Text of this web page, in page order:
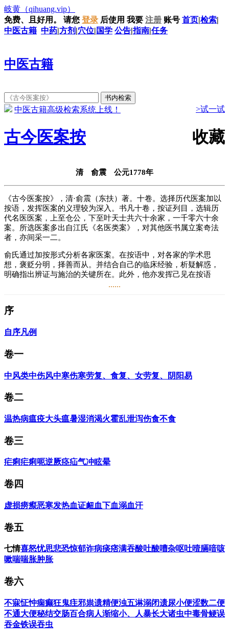
岐黄 （qihuang.vip）
免费、且好用。
请您 登录 后使用 我要 注册 账号 首页|检索|
中医古籍 中药|方剂 |穴位| 国学 公告|指南|任务
中医古籍
中医古籍高级检索系统上线！ >试一试
古今医案按 收藏
清 俞震 公元1778年
《古今医案按》，清·俞震（东扶）著。十卷。选择历代医案加以
按语，发挥医案的义理较为深入。书凡十卷，按证列目，选辑历
代名医医案，上至仓公，下至叶天士共六十余家，一千零六十余
案。所选医案多出自江氏《名医类案》，对其他医书属立案奇法
者，亦间采一二。
俞氏通过加按形式分析各家医案。在按语中，对各家的学术思
想，褒贬分明，择善而从。并结合自己的临床经验，析疑解惑，
明确指出辨证与施治的关键所在。此外，他亦发挥己见在按语
诸按之未逮，为研究前人医案难得的佳著。
俞震（1709~1799年），字东扶，号惺斋，浙江嘉善人。清医学
医，得其秘奥，遂为乾隆间著名医学家。
著有《古今医案按》10卷、《古今经验方按》。
......
序
自序凡例
卷一
中风类中伤风中寒伤寒劳复、食复、女劳复、阴阳易
卷二
温热病瘟疫大头瘟暑湿消渴火霍乱泄泻伤食不食
卷三
疟痢疟痢呃逆厥痉疝气冲眩晕
卷四
虚损痨瘵恶寒发热血证衄血下血溺血汗
卷五
七情喜怒忧思悲恐惊郁诈病痰痞满吞酸吐酸嘈杂呕吐噎膈喑咳
嗽喘喘胀肿胀
卷六
不寐怔忡痫癫狂鬼疰邪祟遗精便浊五淋溺闭遗尿小便涩数二便
不通大便秘结交肠百合病人渐缩小、人暴长大诸虫中毒骨鲠误
吞金铁误吞虫